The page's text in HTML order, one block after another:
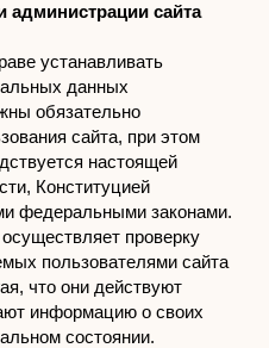
администрации сайта
устанавливать
данных
обязательно
сайта, при этом
настоящей
Конституцией
федеральными законами.
проверку
пользователями сайта
что они действуют
информацию о своих
состоянии.